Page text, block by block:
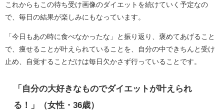
これからもこの待ち受け画像のダイエットを続けていく予定なの
で、毎日の結果が楽しみにもなっています。
「今日もあの時に食べなかったな」と振り返り、褒めてあげること
で、痩せることが叶えられていることを、自分の中できちんと受け
止め、自覚することだけは毎日欠かさず行っていることです。
「自分の大好きなものでダイエットが叶えられ
る！」（女性・36歳）